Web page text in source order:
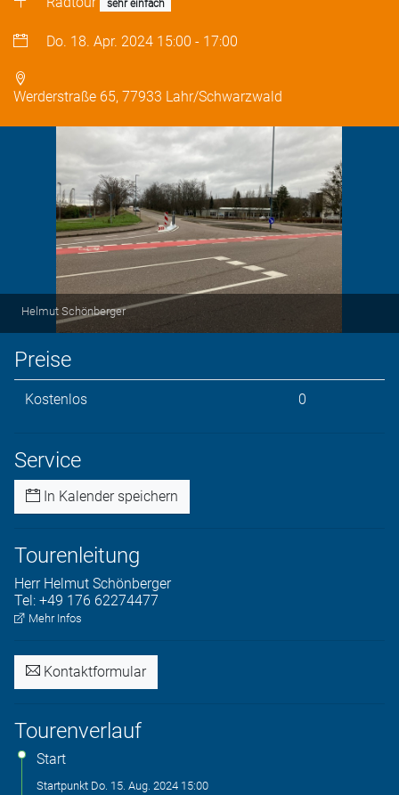
sehr einfach
Do. 18. Apr. 2024 15:00 - 17:00
Werderstraße 65, 77933 Lahr/Schwarzwald
Helmut Schönberger
Preise
Kostenlos 0
Service
In Kalender speichern
Tourenleitung
Herr Helmut Schönberger
Tel: +49 176 62274477
Mehr Infos
Kontaktformular
Tourenverlauf
Start
Startpunkt Do. 15. Aug. 2024 15:00